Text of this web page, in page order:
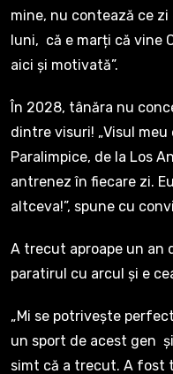
mine, nu contează ce
luni, că e marți că vine
aici și motivată”.
În 2028, tânăra nu
dintre visuri! „Visul
Paralimpice, de la Los
antrenez în fiecare zi.
altceva!”, spune cu
A trecut aproape un an
paratirul cu arcul și e
„Mi se potrivește
un sport de acest gen
simt că a trecut. A fost